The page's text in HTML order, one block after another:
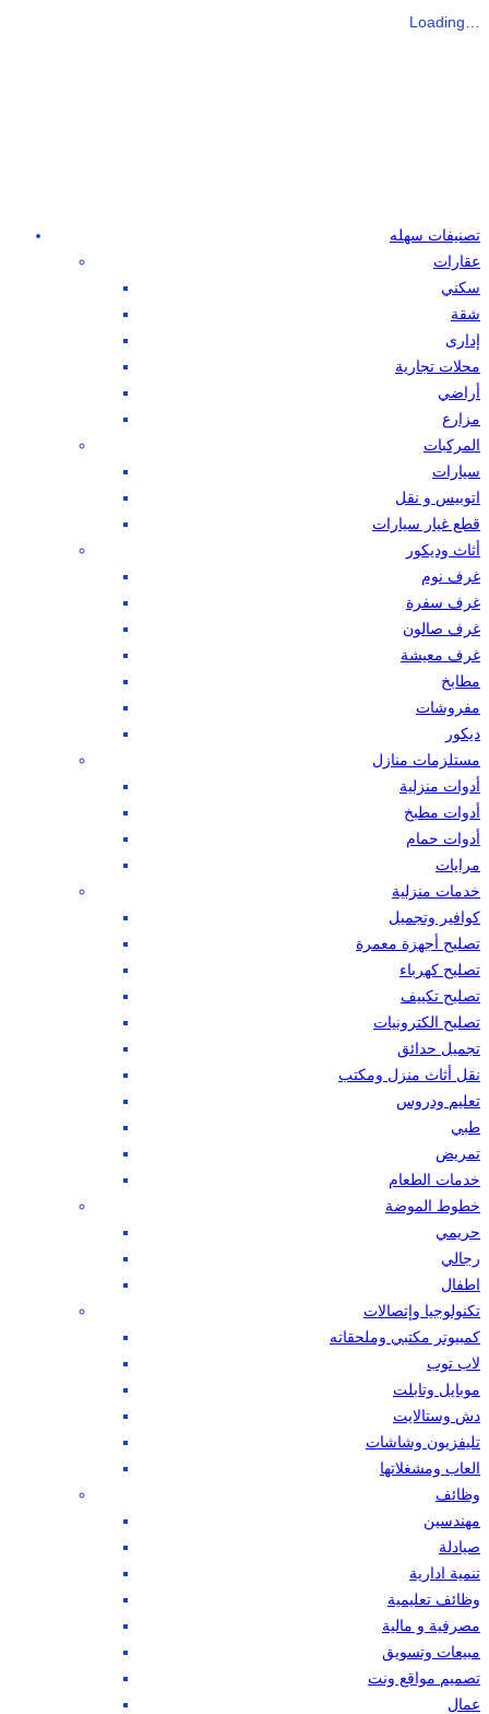
Loading…
تصنيفات سهله
عقارات
سكني
شقة
إدارى
محلات تجارية
أراضي
مزارع
المركبات
سيارات
اتوبيس و نقل
قطع غيار سيارات
أثاث وديكور
غرف نوم
غرف سفرة
غرف صالون
غرف معيشة
مطابخ
مفروشات
ديكور
مستلزمات منازل
أدوات منزلية
أدوات مطبخ
أدوات حمام
مرايات
خدمات منزلية
كوافير وتجميل
تصليح أجهزة معمرة
تصليح كهرباء
تصليح تكييف
تصليح الكترونيات
تجميل حدائق
نقل أثاث منزل ومكتب
تعليم ودروس
طبي
تمريض
خدمات الطعام
خطوط الموضة
حريمي
رجالي
اطفال
تكنولوجيا وإتصالات
كمبيوتر مكتبي وملحقاته
لاب توب
موبايل وتابلت
دش وستالايت
تليفزيون وشاشات
العاب ومشغلاتها
وظائف
مهندسين
صيادلة
تنمية ادارية
وظائف تعليمية
مصرفية و مالية
مبيعات وتسويق
تصميم مواقع ونت
عمال